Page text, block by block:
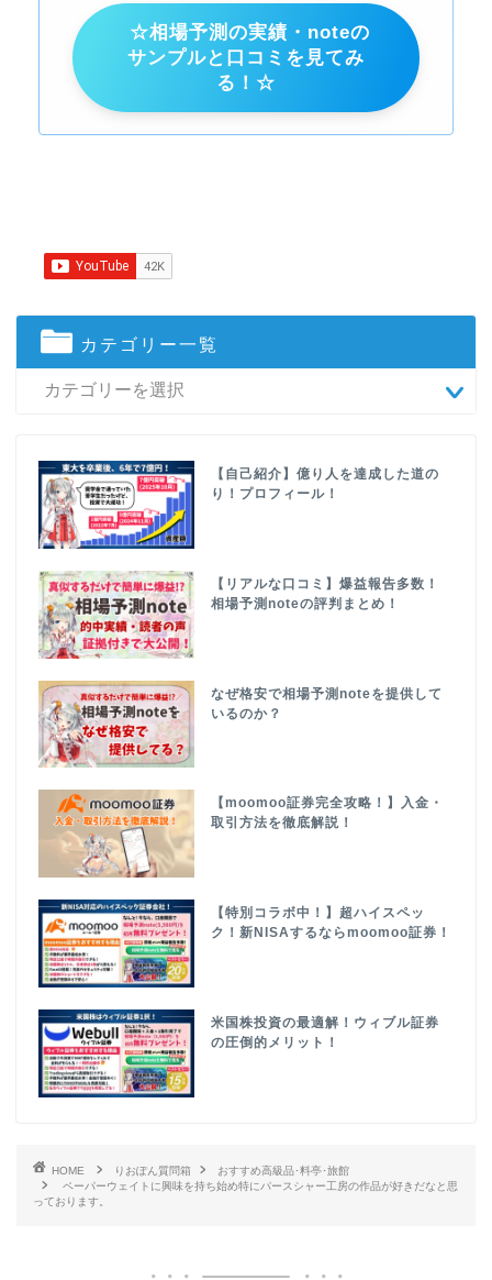
☆相場予測の実績・noteの
サンプルと口コミを見てみ
る！☆
カテゴリー一覧
【自己紹介】億り人を達成した道の
り！プロフィール！
【リアルな口コミ】爆益報告多数！
相場予測noteの評判まとめ！
なぜ格安で相場予測noteを提供して
いるのか？
【moomoo証券完全攻略！】入金・
取引方法を徹底解説！
【特別コラボ中！】超ハイスペッ
ク！新NISAするならmoomoo証券！
米国株投資の最適解！ウィブル証券
の圧倒的メリット！
HOME りおぽん質問箱
おすすめ高級品･料亭･旅館
ペーパーウェイトに興味を持ち始め特にパースシャー工房の作品が好きだなと思
っております。